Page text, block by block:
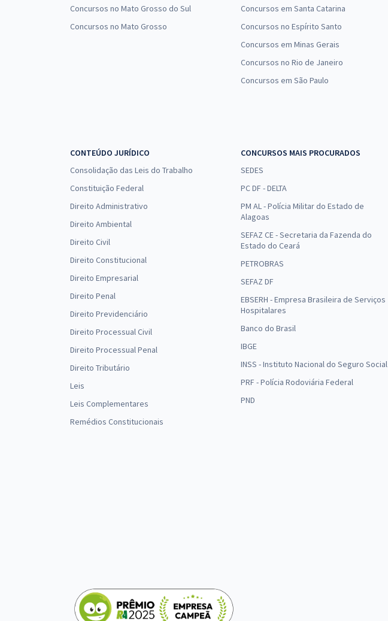
Concursos no Mato Grosso do Sul
Concursos no Mato Grosso
Concursos em Santa Catarina
Concursos no Espírito Santo
Concursos em Minas Gerais
Concursos no Rio de Janeiro
Concursos em São Paulo
CONTEÚDO JURÍDICO
Consolidação das Leis do Trabalho
Constituição Federal
Direito Administrativo
Direito Ambiental
Direito Civil
Direito Constitucional
Direito Empresarial
Direito Penal
Direito Previdenciário
Direito Processual Civil
Direito Processual Penal
Direito Tributário
Leis
Leis Complementares
Remédios Constitucionais
CONCURSOS MAIS PROCURADOS
SEDES
PC DF - DELTA
PM AL - Polícia Militar do Estado de
Alagoas
SEFAZ CE - Secretaria da Fazenda do
Estado do Ceará
PETROBRAS
SEFAZ DF
EBSERH - Empresa Brasileira de Serviços
Hospitalares
Banco do Brasil
IBGE
INSS - Instituto Nacional do Seguro Social
PRF - Polícia Rodoviária Federal
PND